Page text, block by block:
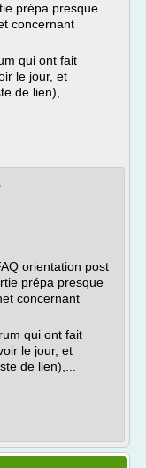
prépa presque
concernant
qui ont fait
le jour, et
de lien),...
orientation post
prépa presque
concernant
qui ont fait
le jour, et
de lien),...